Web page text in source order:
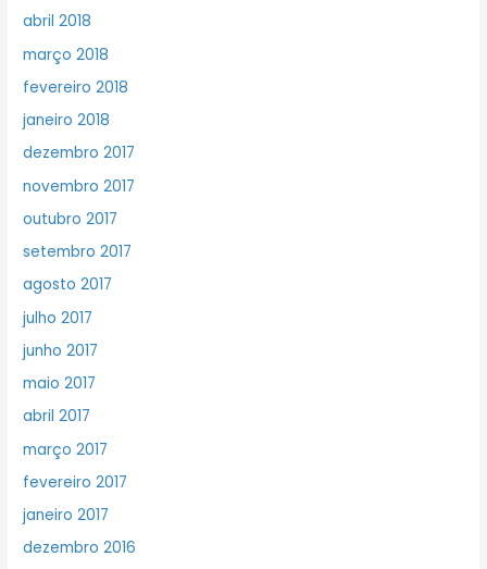
abril 2018
março 2018
fevereiro 2018
janeiro 2018
dezembro 2017
novembro 2017
outubro 2017
setembro 2017
agosto 2017
julho 2017
junho 2017
maio 2017
abril 2017
março 2017
fevereiro 2017
janeiro 2017
dezembro 2016